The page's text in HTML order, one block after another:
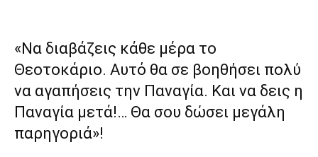
«Να διαβάζεις κάθε μέρα το
Θεοτοκάριο. Αυτό θα σε βοηθήσει πολύ
να αγαπήσεις την Παναγία. Και να δεις η
Παναγία μετά!… Θα σου δώσει μεγάλη
παρηγοριά»!